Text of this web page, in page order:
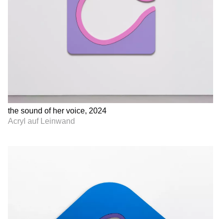
the sound of her voice, 2024
Acryl auf Leinwand